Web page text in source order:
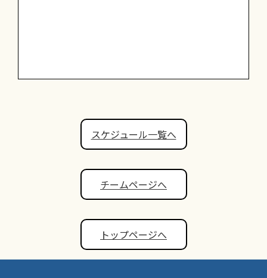
スケジュール一覧へ
チームページへ
トップページへ